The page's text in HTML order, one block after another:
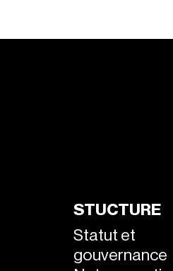
STUCTURE
Statut et
gouvernance